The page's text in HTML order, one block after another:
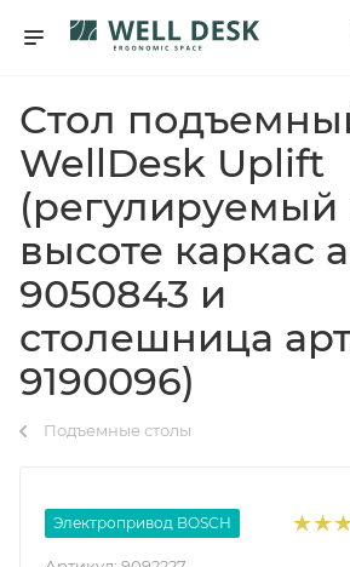
Стол
WellDesk Uplift
(регулируемый
высоте каркас
9050843 и
столешница
9190096)
Подъемные столы
Электропривод BOSCH